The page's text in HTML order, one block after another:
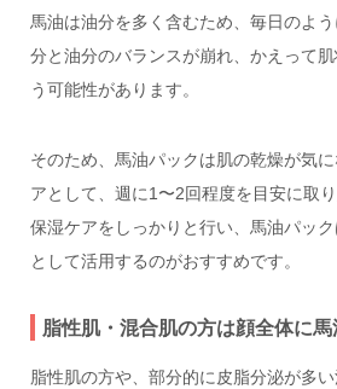
馬油は油分を多く含むため、毎日のよ
分と油分のバランスが崩れ、かえって
う可能性があります。
そのため、馬油パックは肌の乾燥が気
アとして、週に1〜2回程度を目安に取
保湿ケアをしっかりと行い、馬油パッ
として活用するのがおすすめです。
脂性肌・混合肌の方は顔全体に
脂性肌の方や、部分的に皮脂分泌が多